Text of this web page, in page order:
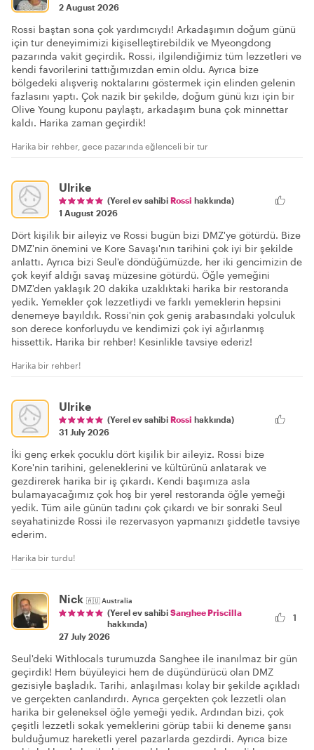
2 August 2026
Rossi baştan sona çok yardımcıydı! Arkadaşımın doğum günü
için tur deneyimimizi kişiselleştirebildik ve Myeongdong
pazarında vakit geçirdik. Rossi, ilgilendiğimiz tüm lezzetleri ve
kendi favorilerini tattığımızdan emin oldu. Ayrıca bize
bölgedeki alışveriş noktalarını göstermek için elinden gelenin
fazlasını yaptı. Çok nazik bir şekilde, doğum günü kızı için bir
Olive Young kuponu paylaştı, arkadaşım buna çok minnettar
kaldı. Harika zaman geçirdik!
Harika bir rehber, gece pazarında eğlenceli bir tur
Ulrike
(Yerel ev sahibi Rossi hakkında)
1 August 2026
Dört kişilik bir aileyiz ve Rossi bugün bizi DMZ'ye götürdü. Bize
DMZ'nin önemini ve Kore Savaşı'nın tarihini çok iyi bir şekilde
anlattı. Ayrıca bizi Seul'e döndüğümüzde, her iki gencimizin de
çok keyif aldığı savaş müzesine götürdü. Öğle yemeğini
DMZ'den yaklaşık 20 dakika uzaklıktaki harika bir restoranda
yedik. Yemekler çok lezzetliydi ve farklı yemeklerin hepsini
denemeye bayıldık. Rossi'nin çok geniş arabasındaki yolculuk
son derece konforluydu ve kendimizi çok iyi ağırlanmış
hissettik. Harika bir rehber! Kesinlikle tavsiye ederiz!
Harika bir rehber!
Ulrike
(Yerel ev sahibi Rossi hakkında)
31 July 2026
İki genç erkek çocuklu dört kişilik bir aileyiz. Rossi bize
Kore'nin tarihini, geleneklerini ve kültürünü anlatarak ve
gezdirerek harika bir iş çıkardı. Kendi başımıza asla
bulamayacağımız çok hoş bir yerel restoranda öğle yemeği
yedik. Tüm aile günün tadını çok çıkardı ve bir sonraki Seul
seyahatinizde Rossi ile rezervasyon yapmanızı şiddetle tavsiye
ederim.
Harika bir turdu!
Nick 🇦🇺Australia
(Yerel ev sahibi Sanghee Priscilla
hakkında)
27 July 2026
1
Seul'deki Withlocals turumuzda Sanghee ile inanılmaz bir gün
geçirdik! Hem büyüleyici hem de düşündürücü olan DMZ
gezisiyle başladık. Tarihi, anlaşılması kolay bir şekilde açıkladı
ve gerçekten canlandırdı. Ayrıca gerçekten çok lezzetli olan
harika bir geleneksel öğle yemeği yedik. Ardından bizi, çok
çeşitli lezzetli sokak yemeklerini görüp tabii ki deneme şansı
bulduğumuz hareketli yerel pazarlarda gezdirdi. Ayrıca bize